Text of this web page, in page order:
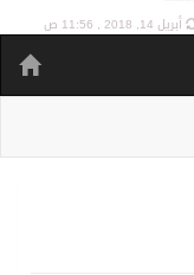
أبريل 14, 2018 , 11:56 ص